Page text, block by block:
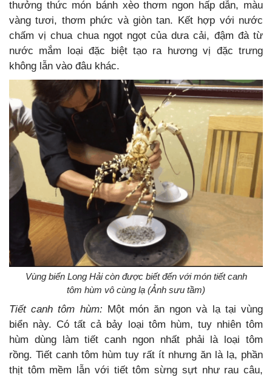
thưởng thức món bánh xèo thơm ngon hấp dẫn, màu
vàng tươi, thơm phức và giòn tan. Kết hợp với nước
chấm vị chua chua ngọt ngọt của dưa cải, đậm đà từ
nước mắm loại đặc biệt tạo ra hương vị đặc trưng
không lẫn vào đâu khác.
Vùng biển Long Hải còn được biết đến với món tiết canh
tôm hùm vô cùng lạ (Ảnh sưu tầm)
Tiết canh tôm hùm: Một món ăn ngon và lạ tại vùng
biển này. Có tất cả bảy loại tôm hùm, tuy nhiên tôm
hùm dùng làm tiết canh ngon nhất phải là loại tôm
rồng. Tiết canh tôm hùm tuy rất ít nhưng ăn là lạ, phần
thịt tôm mềm lẫn với tiết tôm sừng sựt như rau câu,